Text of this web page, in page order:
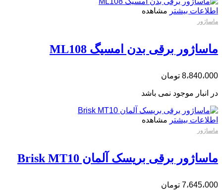
اطلاعات بیشتر مشاهده
ماساژور
ماساژور برقی بدن امسیگ ML108
8،840،000 تومان
در انبار موجود نمی باشد
اطلاعات بیشتر مشاهده
ماساژور
ماساژور برقی بریسک آلمان Brisk MT10
7،645،000 تومان